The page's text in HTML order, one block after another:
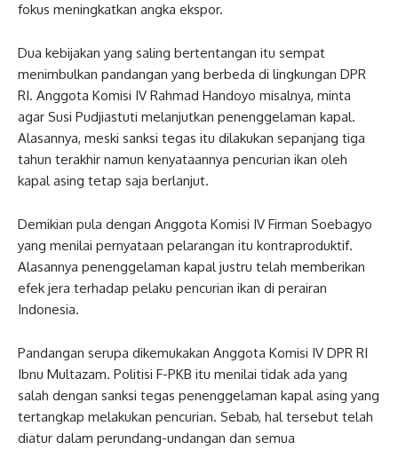
fokus meningkatkan angka ekspor.
Dua kebijakan yang saling bertentangan itu sempat
menimbulkan pandangan yang berbeda di lingkungan DPR
RI. Anggota Komisi IV Rahmad Handoyo misalnya, minta
agar Susi Pudjiastuti melanjutkan penenggelaman kapal.
Alasannya, meski sanksi tegas itu dilakukan sepanjang tiga
tahun terakhir namun kenyataannya pencurian ikan oleh
kapal asing tetap saja berlanjut.
Demikian pula dengan Anggota Komisi IV Firman Soebagyo
yang menilai pernyataan pelarangan itu kontraproduktif.
Alasannya penenggelaman kapal justru telah memberikan
efek jera terhadap pelaku pencurian ikan di perairan
Indonesia.
Pandangan serupa dikemukakan Anggota Komisi IV DPR RI
Ibnu Multazam. Politisi F-PKB itu menilai tidak ada yang
salah dengan sanksi tegas penenggelaman kapal asing yang
tertangkap melakukan pencurian. Sebab, hal tersebut telah
diatur dalam perundang-undangan dan semua